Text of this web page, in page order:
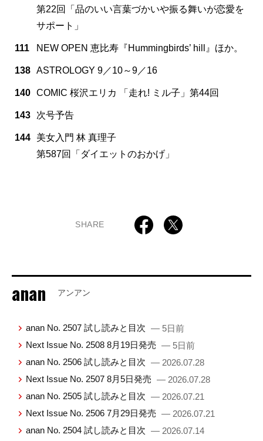
第22回「品のいい言葉づかいや振る舞いが恋愛を
サポート」
111 NEW OPEN 恵比寿『Hummingbirds’ hill』ほか。
138 ASTROLOGY 9／10～9／16
140 COMIC 桜沢エリカ 「走れ! ミル子」第44回
143 次号予告
144
美女入門 林 真理子
第587回「ダイエットのおかげ」
SHARE
anan アンアン
anan No. 2507 試し読みと目次 — 5日前
Next Issue No. 2508 8月19日発売 — 5日前
anan No. 2506 試し読みと目次 — 2026.07.28
Next Issue No. 2507 8月5日発売 — 2026.07.28
anan No. 2505 試し読みと目次 — 2026.07.21
Next Issue No. 2506 7月29日発売 — 2026.07.21
anan No. 2504 試し読みと目次 — 2026.07.14